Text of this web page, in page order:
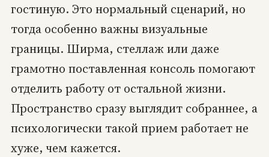
гостиную. Это нормальный сценарий, но
тогда особенно важны визуальные
границы. Ширма, стеллаж или даже
грамотно поставленная консоль помогают
отделить работу от остальной жизни.
Пространство сразу выглядит собраннее, а
психологически такой прием работает не
хуже, чем кажется.